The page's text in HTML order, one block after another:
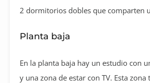
2 dormitorios dobles que comparten
Planta baja
En la planta baja hay un estudio con
y una zona de estar con TV. Esta zona